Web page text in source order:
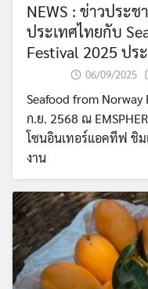
NEWS : ข่าวประ
ประเทศไทยกับ
Festival 2025 ป
06/09/2025
Seafood from
ก.ย. 2568 ณ
โซนอินเทอร์แอคทีฟ ชิ
งาน